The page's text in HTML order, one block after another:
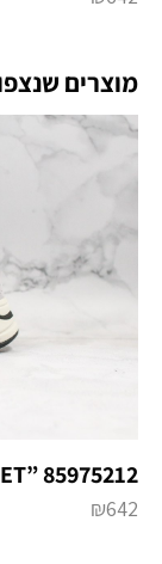
מוצרים
85975212
₪642